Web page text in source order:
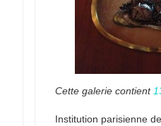
Cette galerie contient
Institution parisienne